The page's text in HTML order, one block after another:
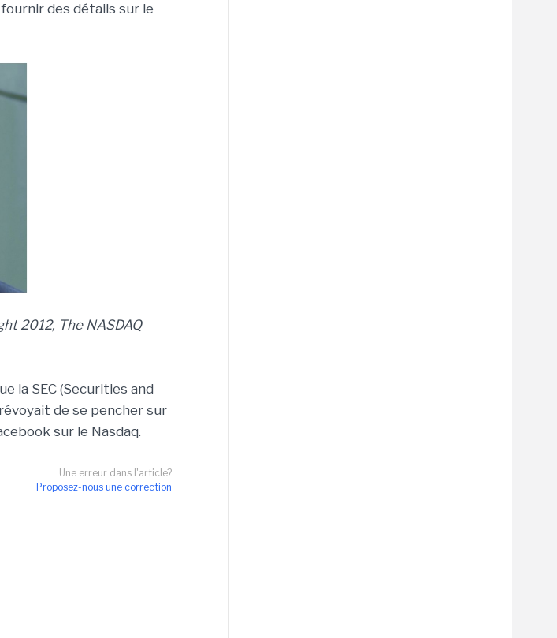
des détails sur le
2012, The NASDAQ
la SEC (Securities and
de se pencher sur
sur le Nasdaq.
Une erreur dans l'article?
Proposez-nous une correction